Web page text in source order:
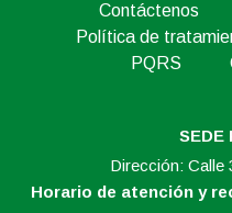
Contáctenos
Política de
PQRS
SEDE
Dirección: Calle
Horario de atención y